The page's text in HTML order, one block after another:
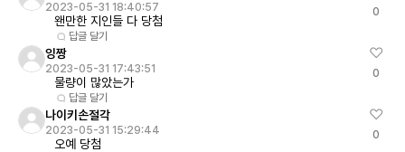
2023-05-31 18:40:57
왠만한 지인들 다 당첨
답글 달기
0
잉짱
2023-05-31 17:43:51
물량이 많았는가
답글 달기
0
나이키손절각
2023-05-31 15:29:44
오예 당첨
0